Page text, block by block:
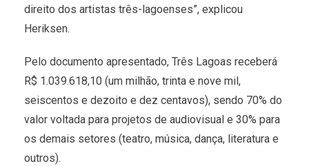
direito dos artistas três-lagoenses”, explicou
Heriksen.
Pelo documento apresentado, Três Lagoas receberá
R$ 1.039.618,10 (um milhão, trinta e nove mil,
seiscentos e dezoito e dez centavos), sendo 70% do
valor voltada para projetos de audiovisual e 30% para
os demais setores (teatro, música, dança, literatura e
outros).